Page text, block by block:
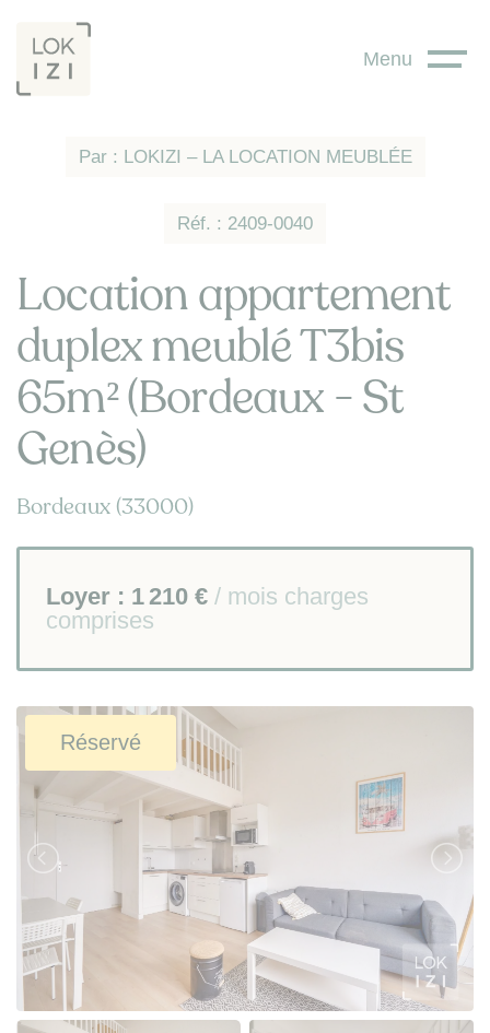
Menu
Réf. : 2409-0040
Par : LOKIZI – LA LOCATION MEUBLÉE
Location appartement
duplex meublé T3bis
65m² (Bordeaux - St
Genès)
Bordeaux (33000)
Loyer : 1 210 € / mois charges
comprises
Réservé